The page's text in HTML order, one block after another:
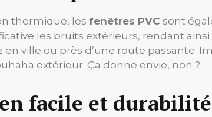
thermique, les fenêtres PVC sont
les bruits extérieurs, rendant
en ville ou près d’une route passante.
extérieur. Ça donne envie, non ?
facile et durabilité